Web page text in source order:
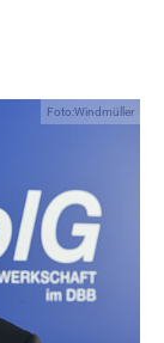
Foto:Windmüller